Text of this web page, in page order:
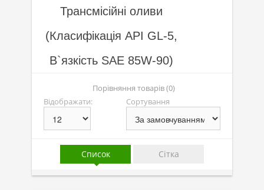
Напівсинтетичні оливи
Мінеральні оливи
Лінійка олив Top Tec
Лінійка олив Special Tec
Лінійка олив Optimal
Присадки
Трансмісійні оливи
(Класифікація API GL-5,
В`язкість SAE 85W-90)
Порівняння товарів (0)
Відображати:
Сортування
Список Сітка